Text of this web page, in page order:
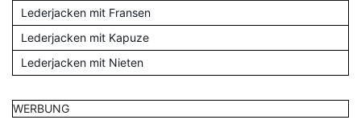
Lederjacken mit Fransen
Lederjacken mit Kapuze
Lederjacken mit Nieten
WERBUNG